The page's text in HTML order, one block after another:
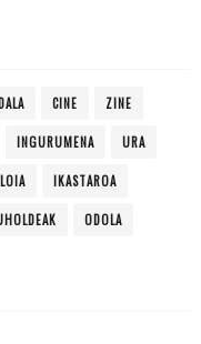
CINE ZINE
INGURUMENA URA
IKASTAROA
ODOLA